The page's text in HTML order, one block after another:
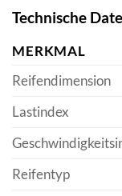
Technische
MERKMAL
Reifendimension
Lastindex
Reifentyp